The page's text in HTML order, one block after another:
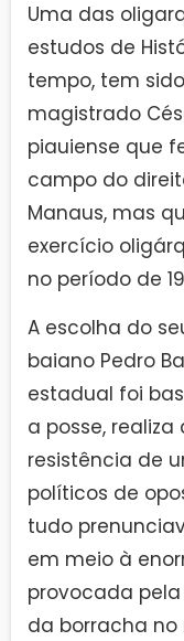
Uma das
estudos de
tempo, tem
magistrado
piauiense que
campo do
Manaus, mas
exercício
no período de
A escolha do
baiano Pedro
estadual foi
a posse,
resistência de
políticos de
tudo
em meio à
provocada
da borracha